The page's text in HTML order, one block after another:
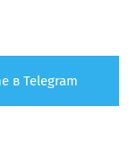
в Telegram